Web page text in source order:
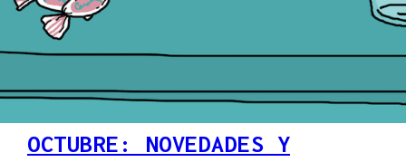
OCTUBRE: NOVEDADES Y